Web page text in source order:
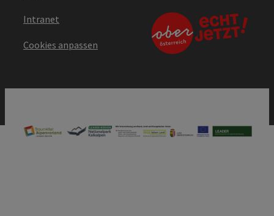
Intranet
Cookies anpassen